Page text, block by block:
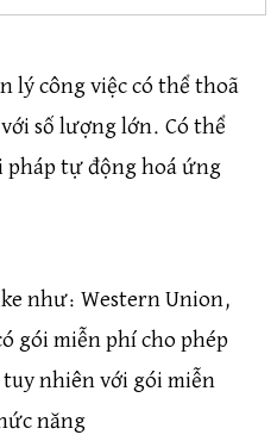
lý công việc có thể thoã
số lượng lớn. Có thể
pháp tự động hoá ứng
như: Western Union,
gói miễn phí cho phép
nhiên với gói miễn
năng